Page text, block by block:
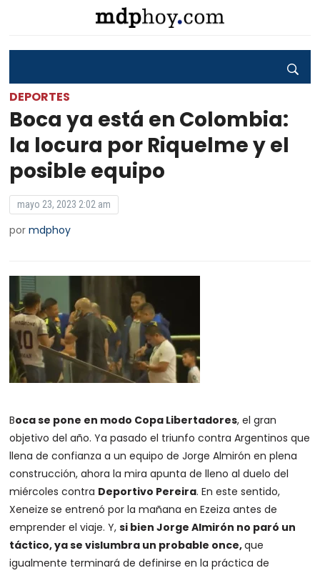
DEPORTES
Boca ya está en Colombia:
la locura por Riquelme y el
posible equipo
mayo 23, 2023 2:02 am
pormdphoy
Boca se pone en modo Copa Libertadores, el gran
objetivo del año. Ya pasado el triunfo contra Argentinos que
llena de confianza a un equipo de Jorge Almirón en plena
construcción, ahora la mira apunta de lleno al duelo del
miércoles contra Deportivo Pereira. En este sentido,
Xeneize se entrenó por la mañana en Ezeiza antes de
emprender el viaje. Y,si bien Jorge Almirón no paró un
táctico, ya se vislumbra un probable once,que
igualmente terminará de definirse en la práctica de